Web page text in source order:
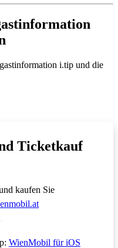
i.tip und die
Ticketkauf
kaufen Sie
Öffnet in einem
WienMobil für iOS